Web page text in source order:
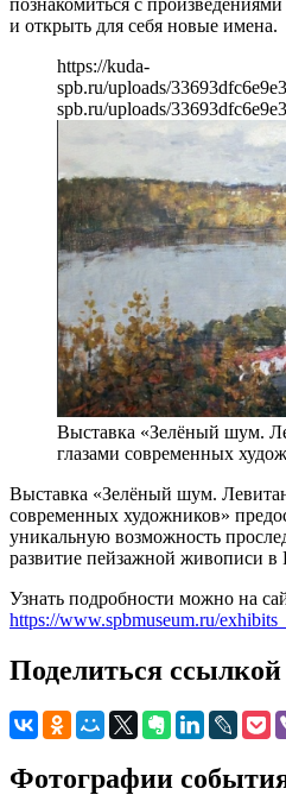
познакомиться с
и открыть для себя новые имена.
https://kuda-
spb.ru/uploads/
spb.ru/uploads/
Выставка «Зелёный шум.
глазами современных
Выставка «Зелёный шум.
современных художников»
уникальную возможность
развитие пейзажной живописи в
Узнать подробности можно на
https://www.spbmuseum.ru/
Поделиться ссылкой
Фотографии